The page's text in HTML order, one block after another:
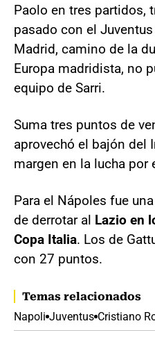
Paolo en tres partidos,
pasado con el
Madrid, camino de la
Europa madridista, no
equipo de Sarri.
Suma tres puntos de
aprovechó el bajón del
margen en la lucha por
Para el Nápoles fue
de derrotar al Lazio en
Copa Italia. Los de
con 27 puntos.
Temas relacionados
Napoli Juventus Cristiano